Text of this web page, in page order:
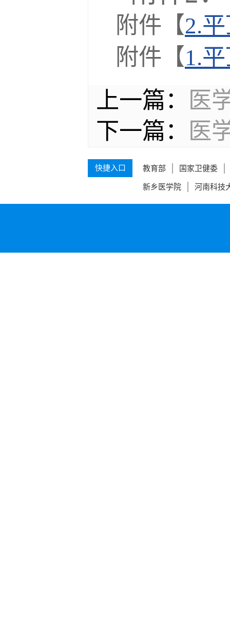
附件【2.
附件【1.
上一篇：
医
下一篇：
医
快捷入口 教育部 国家卫健委
新乡医学院 河南科技